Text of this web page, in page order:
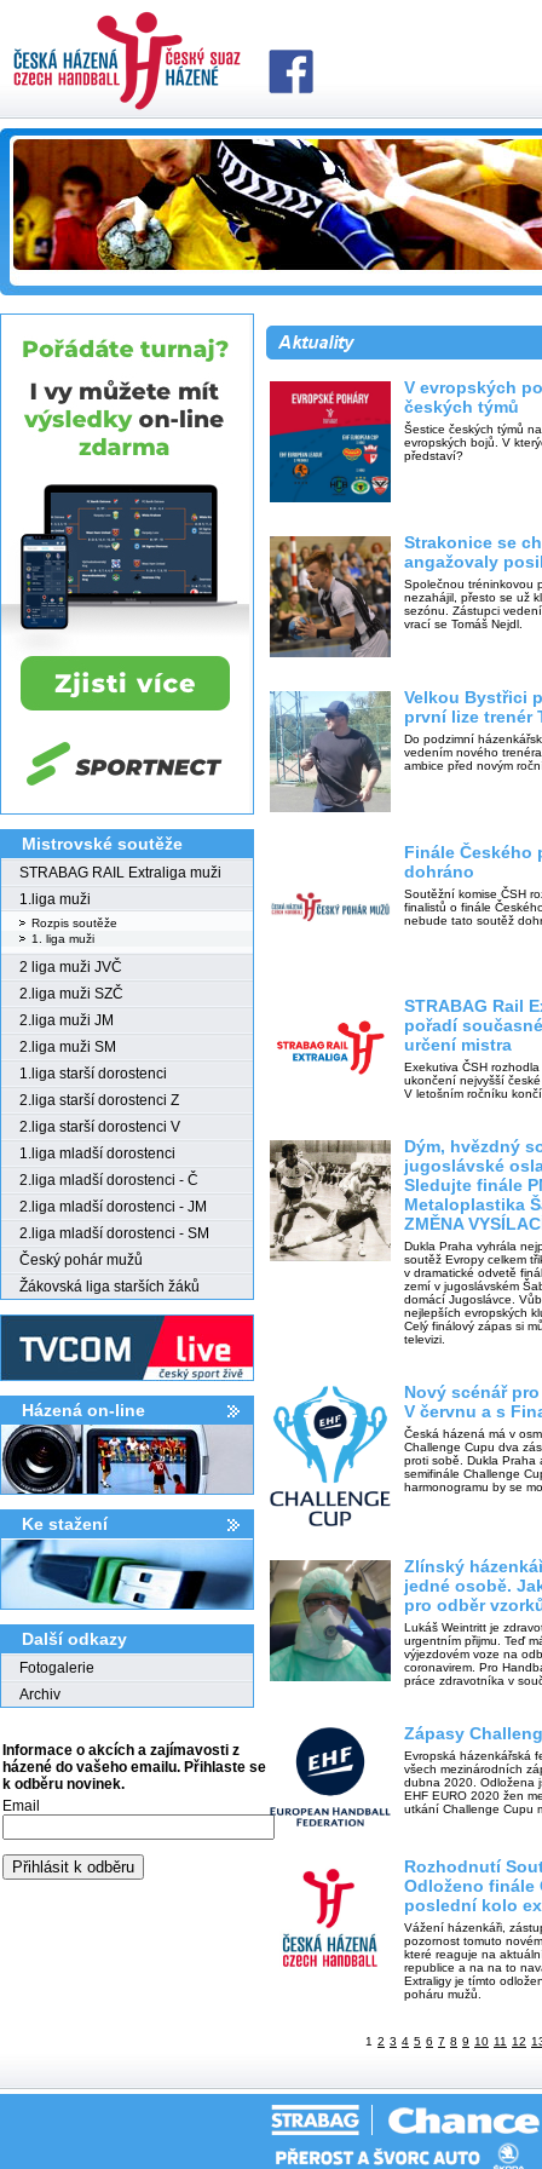
Mistrovské soutěže
STRABAG RAIL Extraliga muži
1.liga muži
Rozpis soutěže
1. liga muži
2 liga muži JVČ
2.liga muži SZČ
2.liga muži JM
2.liga muži SM
1.liga starší dorostenci
2.liga starší dorostenci Z
2.liga starší dorostenci V
1.liga mladší dorostenci
2.liga mladší dorostenci - Č
2.liga mladší dorostenci - JM
2.liga mladší dorostenci - SM
Český pohár mužů
Žákovská liga starších žáků
Házená on-line
Ke stažení­
Další odkazy
Fotogalerie
Archiv
Informace o akcích a zajímavosti z
házené do vašeho emailu. Přihlaste se
k odběru novinek.
Email
V evropských
českých týmů
Šestice českých týmů
evropských bojů. V
představí?
Strakonice se
angažovaly
Společnou tréninkovou
nezahájil, přesto se už
sezónu. Zástupci
vrací se Tomáš Nejdl.
Velkou Bystřici
první lize trenér
Do podzimní
vedením nového
ambice před novým
Finále Českého
dohráno
Soutěžní komise ČSH
finalistů o finále
nebude tato soutěž
STRABAG Rail
pořadí
určení mistra
Exekutiva ČSH
ukončení nejvyšší
V letošním ročníku
Dým, hvězdný
jugoslávské
Sledujte finále
Metaloplastika
ZMĚNA
Dukla Praha vyhrála
soutěž Evropy celkem
v dramatické odvetě
zemí v jugoslávském
domácí Jugoslávce.
nejlepších evropských
Celý finálový zápas si
televizi.
Nový scénář
V červnu a s
Česká házená má v
Challenge Cupu dva
proti sobě. Dukla Praha
semifinále Challenge
harmonogramu by se
Zlínský
jedné osobě.
pro odběr
Lukáš Weintritt je
urgentním přijmu. Teď
výjezdovém voze na
coronavirem. Pro
práce zdravotníka v
Zápasy
Evropská házenkářská
všech mezinárodních
dubna 2020. Odložena
EHF EURO 2020 žen
utkání Challenge Cupu
Rozhodnutí
Odloženo finále
poslední kolo
Vážení házenkáři,
pozornost tomuto
které reaguje na
republice a na na to
Extraligy je tímto
poháru mužů.
1 2 3 4 5 6 7 8 9 10 11 12